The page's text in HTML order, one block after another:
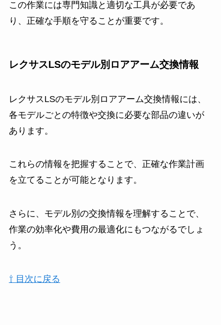
この作業には専門知識と適切な工具が必要であ
り、正確な手順を守ることが重要です。
レクサスLSのモデル別ロアアーム交換情報
レクサスLSのモデル別ロアアーム交換情報には、
各モデルごとの特徴や交換に必要な部品の違いが
あります。
これらの情報を把握することで、正確な作業計画
を立てることが可能となります。
さらに、モデル別の交換情報を理解することで、
作業の効率化や費用の最適化にもつながるでしょ
う。
⇧ 目次に戻る